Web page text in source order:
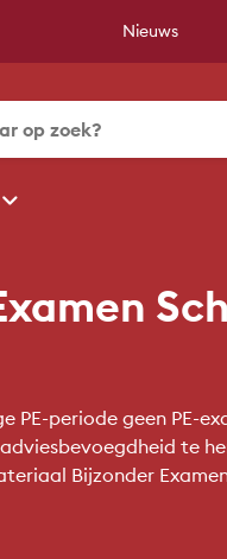
Nieuws
periode geen PE-
te
Bijzonder